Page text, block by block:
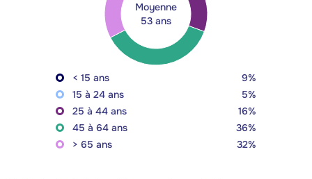
Moyenne
53 ans
< 15 ans
9%
15 à 24 ans
5%
25 à 44 ans
16%
45 à 64 ans
36%
> 65 ans
32%